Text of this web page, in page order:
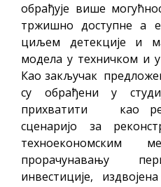
обрађује више
тржишно доступне а
циљем детекције и
модела у техничком и у
Као закључак
су обрађени у
прихватити као
сценаријо за
техноекономским
прорачунавању
инвестиције,